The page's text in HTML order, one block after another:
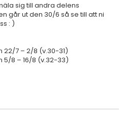
sig till andra delens
går ut den 30/6 så se till att ni
: )
22/7 – 2/8 (v.30-31)
5/8 – 16/8 (v.32-33)